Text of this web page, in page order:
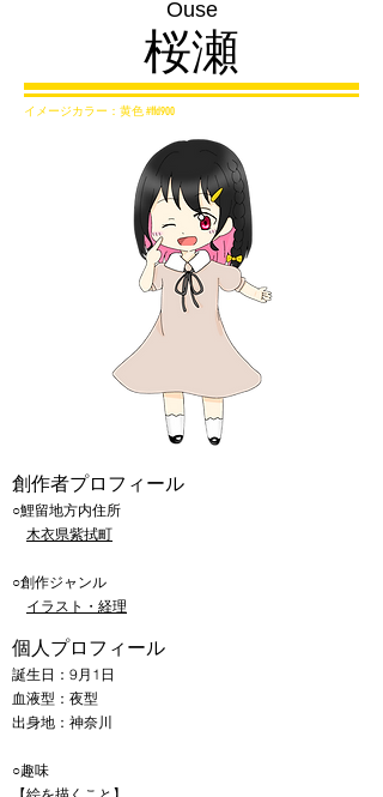
Ouse
​桜瀬
イメージカラー：黄色 #ffd900
​創作者プロフィール
​○鯉留地方内住所
木衣県紫拭町
○創作ジャンル
イラスト・経理
​個人プロフィール
​誕生日：9月1日
血液型：夜型
出身地：神奈川
○趣味